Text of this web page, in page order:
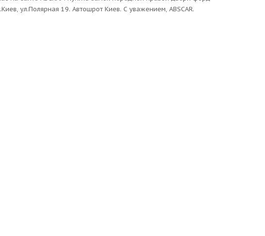
ул.Полярная 19. Автошрот Киев. С уважением, ABSCAR.